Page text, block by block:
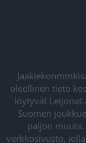
oleellinen tieto
löytyvät
Suomen
paljon
verkkosivusto,